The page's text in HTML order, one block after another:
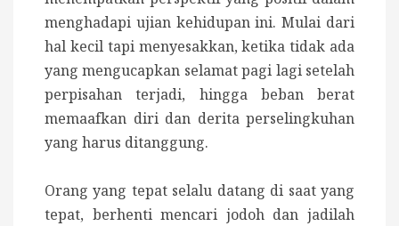
menghadapi ujian kehidupan ini. Mulai dari
hal kecil tapi menyesakkan, ketika tidak ada
yang mengucapkan selamat pagi lagi setelah
perpisahan terjadi, hingga beban berat
memaafkan diri dan derita perselingkuhan
yang harus ditanggung.
Orang yang tepat selalu datang di saat yang
tepat, berhenti mencari jodoh dan jadilah